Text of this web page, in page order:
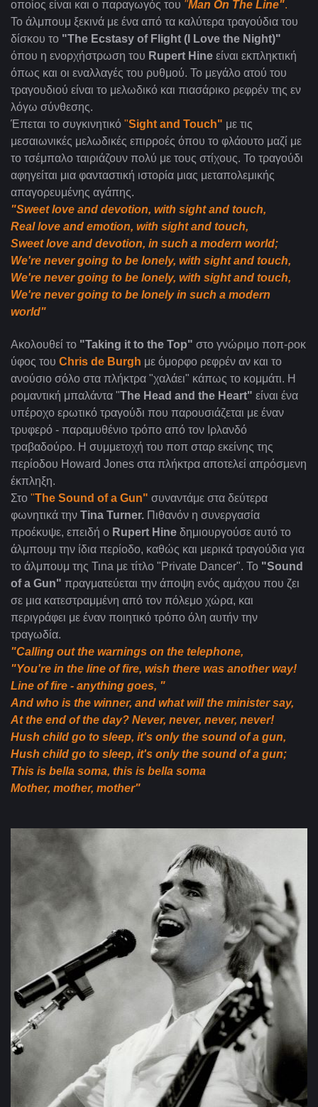
οποίος είναι και ο παραγωγός του "Man On The Line".
Το άλμπουμ ξεκινά με ένα από τα καλύτερα τραγούδια του
δίσκου το "The Ecstasy of Flight (I Love the Night)"
όπου η ενορχήστρωση του Rupert Hine είναι εκπληκτική
όπως και οι εναλλαγές του ρυθμού. Το μεγάλο ατού του
τραγουδιού είναι το μελωδικό και πιασάρικο ρεφρέν της εν
λόγω σύνθεσης.
Έπεται το συγκινητικό "Sight and Touch" με τις
μεσαιωνικές μελωδικές επιρροές όπου το φλάουτο μαζί με
το τσέμπαλο ταιριάζουν πολύ με τους στίχους. Το τραγούδι
αφηγείται μια φανταστική ιστορία μιας μεταπολεμικής
απαγορευμένης αγάπης.
"Sweet love and devotion, with sight and touch,
Real love and emotion, with sight and touch,
Sweet love and devotion, in such a modern world;
We're never going to be lonely, with sight and touch,
We're never going to be lonely, with sight and touch,
We're never going to be lonely in such a modern
world"
Ακολουθεί το "Taking it to the Top" στο γνώριμο ποπ-ροκ
ύφος του Chris de Burgh με όμορφο ρεφρέν αν και το
ανούσιο σόλο στα πλήκτρα "χαλάει" κάπως το κομμάτι. Η
ρομαντική μπαλάντα "The Head and the Heart" είναι ένα
υπέροχο ερωτικό τραγούδι που παρουσιάζεται με έναν
τρυφερό - παραμυθένιο τρόπο από τον Ιρλανδό
τραβαδούρο. Η συμμετοχή του ποπ σταρ εκείνης της
περίοδου Howard Jones στα πλήκτρα αποτελεί απρόσμενη
έκπληξη.
Στο "The Sound of a Gun" συναντάμε στα δεύτερα
φωνητικά την Tina Turner. Πιθανόν η συνεργασία
προέκυψε, επειδή ο Rupert Hine δημιουργούσε αυτό το
άλμπουμ την ίδια περίοδο, καθώς και μερικά τραγούδια για
το άλμπουμ της Τιna με τίτλο "Private Dancer". Το "Sound
of a Gun" πραγματεύεται την άποψη ενός αμάχου που ζει
σε μια κατεστραμμένη από τον πόλεμο χώρα, και
περιγράφει με έναν ποιητικό τρόπο όλη αυτήν την
τραγωδία.
"Calling out the warnings on the telephone,
"You're in the line of fire, wish there was another way!
Line of fire - anything goes, "
And who is the winner, and what will the minister say,
At the end of the day? Never, never, never, never!
Hush child go to sleep, it's only the sound of a gun,
Hush child go to sleep, it's only the sound of a gun;
This is bella soma, this is bella soma
Mother, mother, mother"